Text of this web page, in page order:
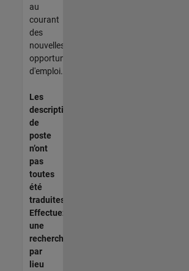
au
courant
des
nouvelles
opportunités
d'emploi.
Les
descriptions
de
poste
n’ont
pas
toutes
été
traduites.
Effectuez
une
recherche
par
lieu